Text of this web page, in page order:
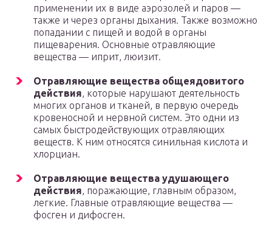
применении их в виде аэрозолей и паров —
также и через органы дыхания. Также возможно
попадании с пищей и водой в органы
пищеварения. Основные отравляющие
вещества — иприт, люизит.
Отравляющие вещества общеядовитого
действия, которые нарушают деятельность
многих органов и тканей, в первую очередь
кровеносной и нервной систем. Это одни из
самых быстродействующих отравляющих
веществ. К ним относятся синильная кислота и
хлорциан.
Отравляющие вещества удушающего
действия, поражающие, главным образом,
легкие. Главные отравляющие вещества —
фосген и дифосген.